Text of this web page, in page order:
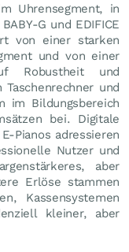
Uhrensegment, in
G und EDIFICE
von einer starken
und von einer
Robustheit und
und
im Bildungsbereich
bei. Digitale
Pianos adressieren
Nutzer und
aber
Erlöse stammen
Kassensystemen
kleiner, aber